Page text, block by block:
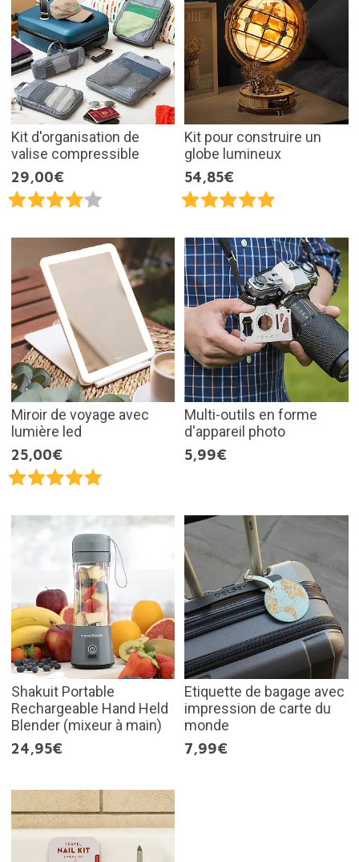
Kit d'organisation de
valise compressible
29,00€
Kit pour construire un
globe lumineux
54,85€
Miroir de voyage avec
lumière led
25,00€
Multi-outils en forme
d'appareil photo
5,99€
Shakuit Portable
Rechargeable Hand Held
Blender (mixeur à main)
24,95€
Etiquette de bagage avec
impression de carte du
monde
7,99€